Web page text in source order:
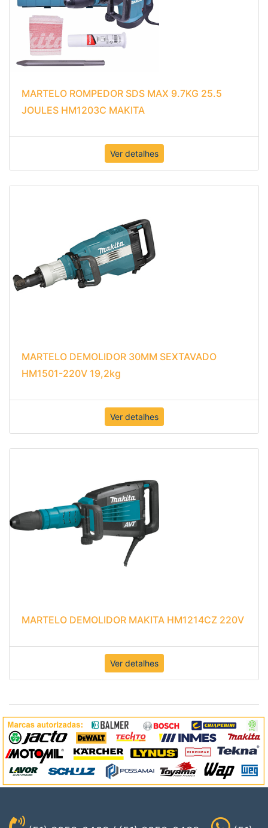
MARTELO ROMPEDOR SDS MAX 9.7KG 25.5
JOULES HM1203C MAKITA
Ver detalhes
MARTELO DEMOLIDOR 30MM SEXTAVADO
HM1501-220V 19,2kg
Ver detalhes
MARTELO DEMOLIDOR MAKITA HM1214CZ 220V
Ver detalhes